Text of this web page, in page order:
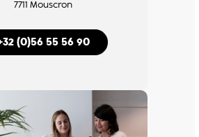
7711 Mouscron
(0)56 55 56 90